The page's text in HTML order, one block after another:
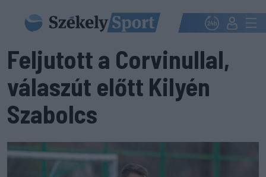
Feljutott a Corvinullal,
válaszút előtt Kilyén
Szabolcs